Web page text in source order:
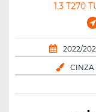
1.3 T270
2022/
CINZA